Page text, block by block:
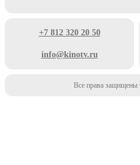
+7 812 320 20 50
info@kinotv.ru
Все права